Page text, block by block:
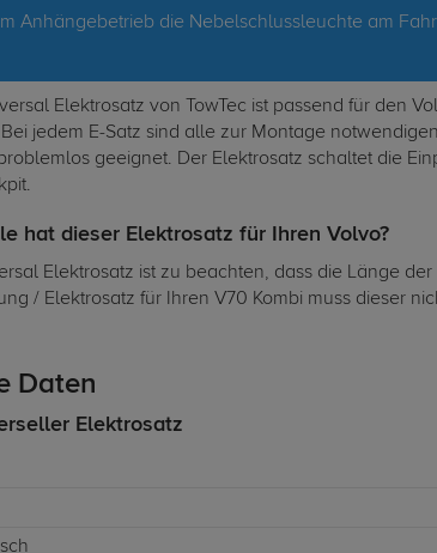
Anhängebetrieb die Nebelschlussleuchte am
Elektrosatz von TowTec ist passend für den
jedem E-Satz sind alle zur Montage
geeignet. Der Elektrosatz schaltet die
hat dieser Elektrosatz für Ihren Volvo?
Elektrosatz ist zu beachten, dass die Länge
/ Elektrosatz für Ihren V70 Kombi muss dieser
Daten
Elektrosatz